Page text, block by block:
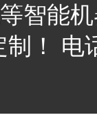
智能
制！ 电